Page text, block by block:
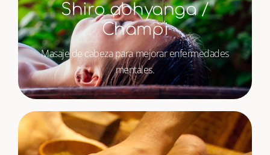
Shiro abhyanga /
Champi
Masaje de cabeza para mejorar enfermedades
mentales.